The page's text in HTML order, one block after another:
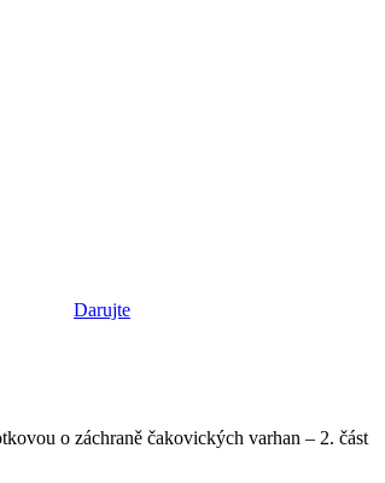
Darujte
o záchraně čakovických varhan – 2. část